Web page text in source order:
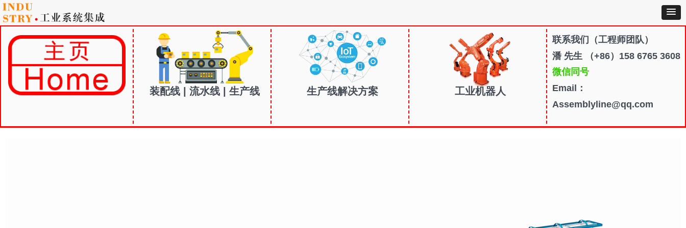
装配线 | 流水线 | 生产线 生产线解决方案 工业机器人
联系我们
（工程师团队）
潘 先生 （+86）158 6765 3608
微信同号
Email：
Assemblyline@qq.com